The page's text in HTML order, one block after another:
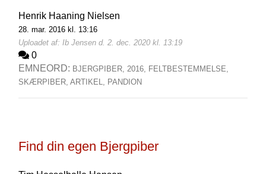
Henrik Haaning Nielsen
28. mar. 2016 kl. 13:16
Uploadet af: Ib Jensen d. 2. dec. 2020 kl. 13:19
0
EMNEORD: BJERGPIBER, 2016, FELTBESTEMMELSE,
SKÆRPIBER, ARTIKEL, PANDION
Find din egen Bjergpiber